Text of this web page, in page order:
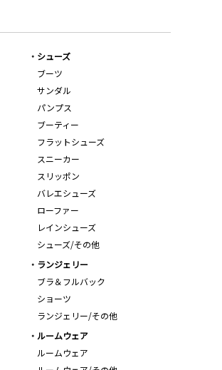
シューズ
ブーツ
サンダル
パンプス
ブーティー
フラットシューズ
スニーカー
スリッポン
バレエシューズ
ローファー
レインシューズ
シューズ/その他
ランジェリー
ブラ＆フルバック
ショーツ
ランジェリー/その他
ルームウェア
ルームウェア